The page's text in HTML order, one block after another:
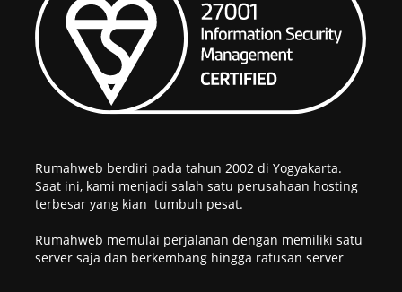
Rumahweb berdiri pada tahun 2002 di Yogyakarta.
Saat ini, kami menjadi salah satu perusahaan hosting
terbesar yang kian tumbuh pesat.
Rumahweb memulai perjalanan dengan memiliki satu
server saja dan berkembang hingga ratusan server